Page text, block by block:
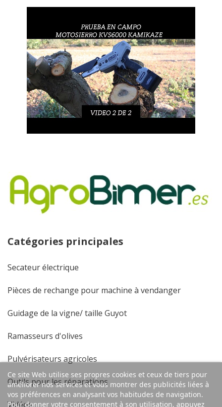
Ce site Web utilise ses propres cookies et ceux de tiers pour
améliorer nos services et vous montrer des publicités liées à
vos préférences en analysant vos habitudes de navigation.
Pour donner votre consentement à son utilisation, appuyez
Catégories principales
Secateur électrique
Pièces de rechange pour machine à vendanger
Guidage de la vigne/ taille Guyot
Ramasseurs d'olives
Pulvérisateurs agricoles
Outils pour les réparations
Vidéos